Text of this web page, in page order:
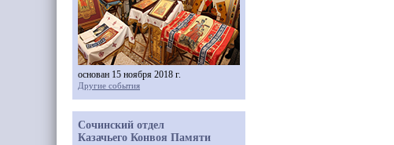
основан 15 ноября 2018 г.
Другие события
Сочинский отдел
Казачьего Конвоя Памяти